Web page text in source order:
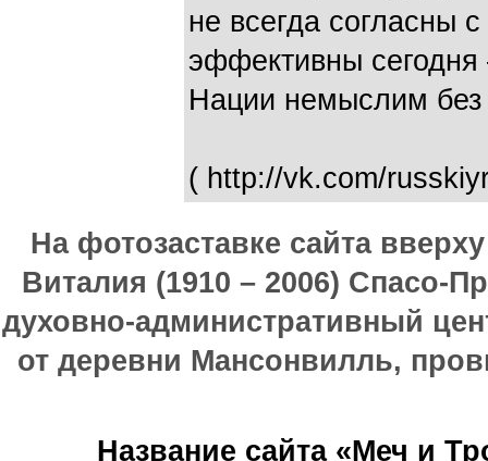
не всегда согласны
эффективны сегодня
Нации немыслим без
( http://vk.com/
На фотозаставке сайта
Виталия (1910 – 2006) Спасо-
духовно-административный
от деревни Мансонвилль,
Название сайта «Меч и